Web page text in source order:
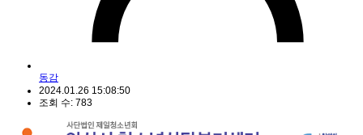
동감
2024.01.26 15:08:50
조회 수: 783